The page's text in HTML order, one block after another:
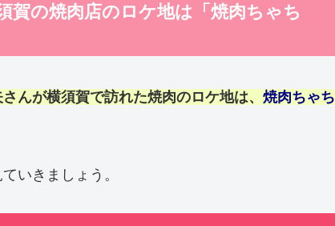
の焼肉店のロケ地は「焼肉ちゃち
さんが横須賀で訪れた焼肉のロケ地は、 焼肉ちゃち
いきましょう。